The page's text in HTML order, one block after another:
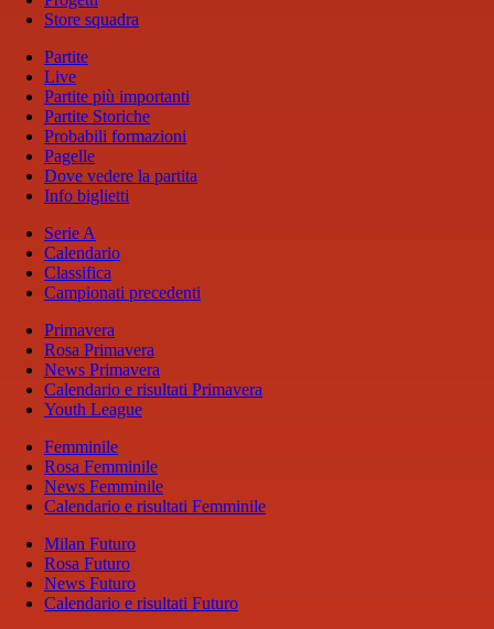
Store squadra
Partite
Live
Partite più importanti
Partite Storiche
Probabili formazioni
Pagelle
Dove vedere la partita
Info biglietti
Serie A
Calendario
Classifica
Campionati precedenti
Primavera
Rosa Primavera
News Primavera
Calendario e risultati Primavera
Youth League
Femminile
Rosa Femminile
News Femminile
Calendario e risultati Femminile
Milan Futuro
Rosa Futuro
News Futuro
Calendario e risultati Futuro